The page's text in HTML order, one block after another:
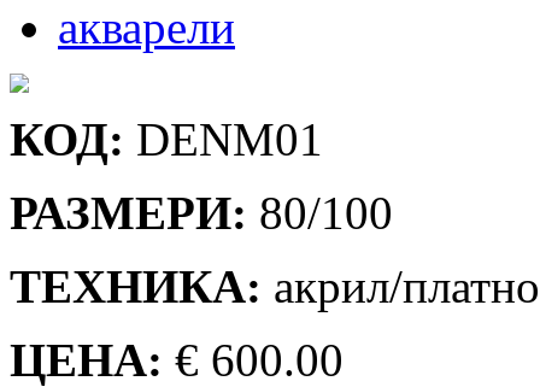
акварели
КОД: DENM01
РАЗМЕРИ: 80/100
ТЕХНИКА: акрил/платно
ЦЕНА: € 600.00